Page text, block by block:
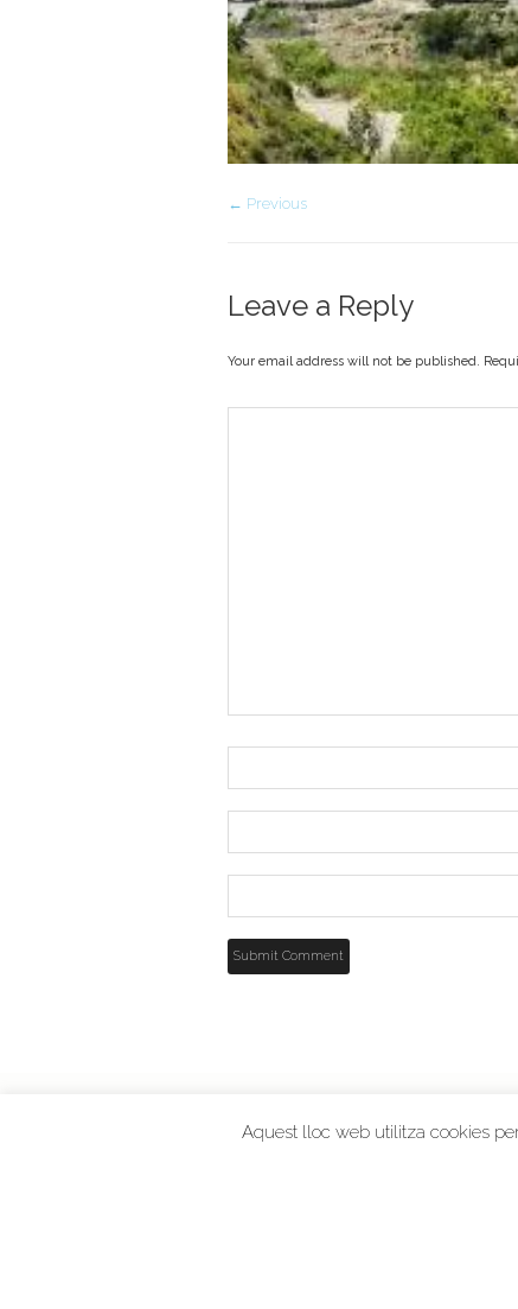
← Previous
Leave a Reply
Your email address will not be published.
Aquest lloc web utilitza cookies